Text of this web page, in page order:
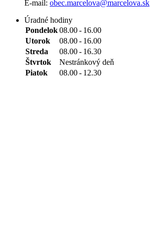
E-mail: obec.marcelova@marcelova.sk
Úradné hodiny
Pondelok08.00- 16.00
Utorok
08.00- 16.00
Streda
08.00- 16.30
Štvrtok
Nestránkový deň
Piatok
08.00- 12.30